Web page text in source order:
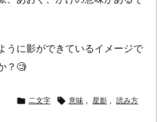
うに影ができているイメージで
？🧐
 二文字  意味 , 星影 , 読み方